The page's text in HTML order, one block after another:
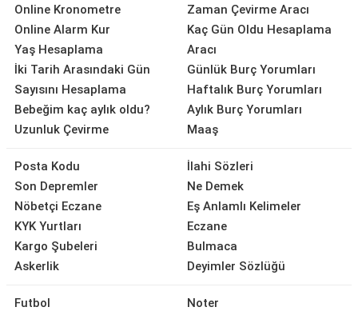
Online Kronometre
Online Alarm Kur
Yaş Hesaplama
İki Tarih Arasındaki Gün
Sayısını Hesaplama
Bebeğim kaç aylık oldu?
Uzunluk Çevirme
Zaman Çevirme Aracı
Kaç Gün Oldu Hesaplama
Aracı
Günlük Burç Yorumları
Haftalık Burç Yorumları
Aylık Burç Yorumları
Maaş
Posta Kodu
Son Depremler
Nöbetçi Eczane
KYK Yurtları
Kargo Şubeleri
Askerlik
İlahi Sözleri
Ne Demek
Eş Anlamlı Kelimeler
Eczane
Bulmaca
Deyimler Sözlüğü
Futbol
Noter